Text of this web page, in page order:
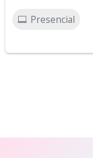
Presencial